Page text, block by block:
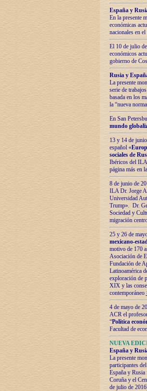
España y
En la presente
económicas
nacionales en
El 10 de julio
económicos
gobierno de
Rusia y
La presente
serie de
basada en los
la “nueva
En San
mundo
13 y 14 de
español «
sociales de
Ibéricos del ILA
página más en
8 de junio de
ILA Dr. Jorge
Universidad
Trump». Dr.
Sociedad y
migración
25 y 26 de
mexicano-
motivo de 170
Asociación de
Fundación de
Latinoamérica
exploración de
XIX y las
contemporáneo
4 de mayo de
ACR el
“Política
Facultad de
NUEVA
España y
La presente
participantes
España y
Coruña y el
de julio de